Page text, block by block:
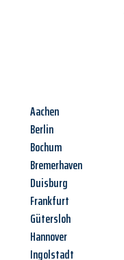
Aachen
Berlin
Bochum
Bremerhaven
Duisburg
Frankfurt
Gütersloh
Hannover
Ingolstadt